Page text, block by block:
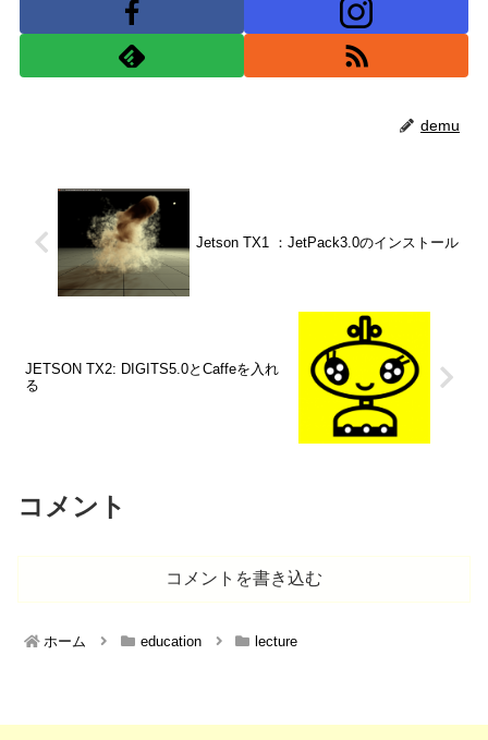
demu
Jetson TX1 ：JetPack3.0のインストール
JETSON TX2: DIGITS5.0とCaffeを入れ
る
コメント
コメントを書き込む
ホーム education lecture